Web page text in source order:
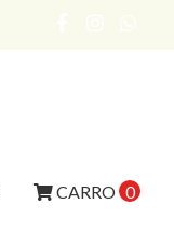
CARRO 0